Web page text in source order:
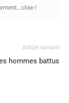
!
Article suivant
hommes battus